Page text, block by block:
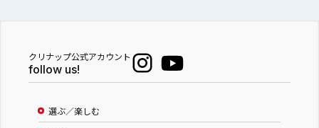
クリナップ公式アカウント
follow us!
選ぶ／楽しむ